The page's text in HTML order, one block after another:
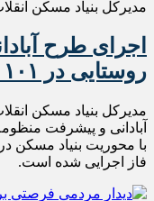
مدیرکل بنیاد مسکن
اجرای طرح
روستایی در ۱۰۱ روستای آذربایجان شرقی
مدیرکل بنیاد مسکن
آبادانی و پیشرفت
فاز اجرایی شده است.